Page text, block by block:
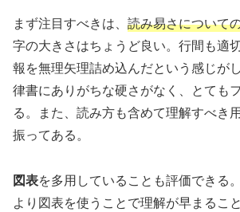
まず注目すべきは、 読み易さについて
字の大きさはちょうど良い。行間も適
報を無理矢理詰め込んだという感じが
律書にありがちな硬さがなく、とても
る。また、読み方も含めて理解すべき
振ってある。
図表を多用していることも評価できる
より図表を使うことで理解が早まるこ